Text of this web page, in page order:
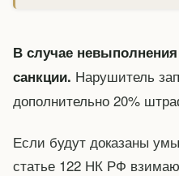
В случае
санкции. Нарушитель
дополнительно 20%
Если будут доказаны
статье 122 НК РФ